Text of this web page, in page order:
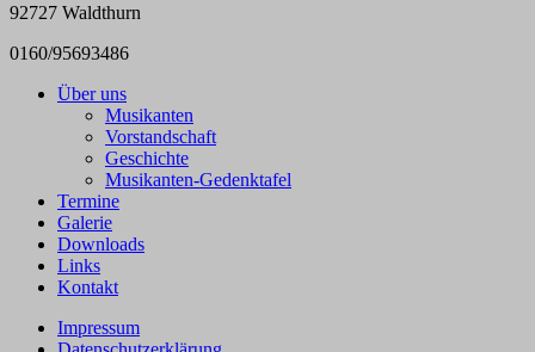
92727 Waldthurn
0160/95693486
Über uns
Musikanten
Vorstandschaft
Geschichte
Musikanten-Gedenktafel
Termine
Galerie
Downloads
Links
Kontakt
Impressum